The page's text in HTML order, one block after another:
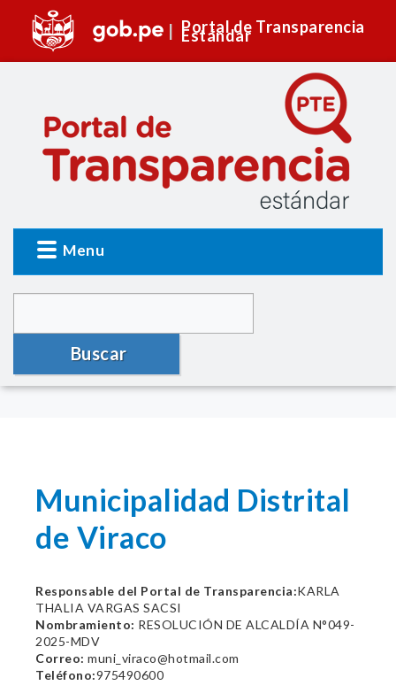
Portal de Transparencia
Estándar
Menu
Buscar
Municipalidad Distrital
de Viraco
Responsable del Portal de Transparencia:KARLA
THALIA VARGAS SACSI
Nombramiento: RESOLUCIÓN DE ALCALDÍA N°049-
2025-MDV
Correo: muni_viraco@hotmail.com
Teléfono:975490600